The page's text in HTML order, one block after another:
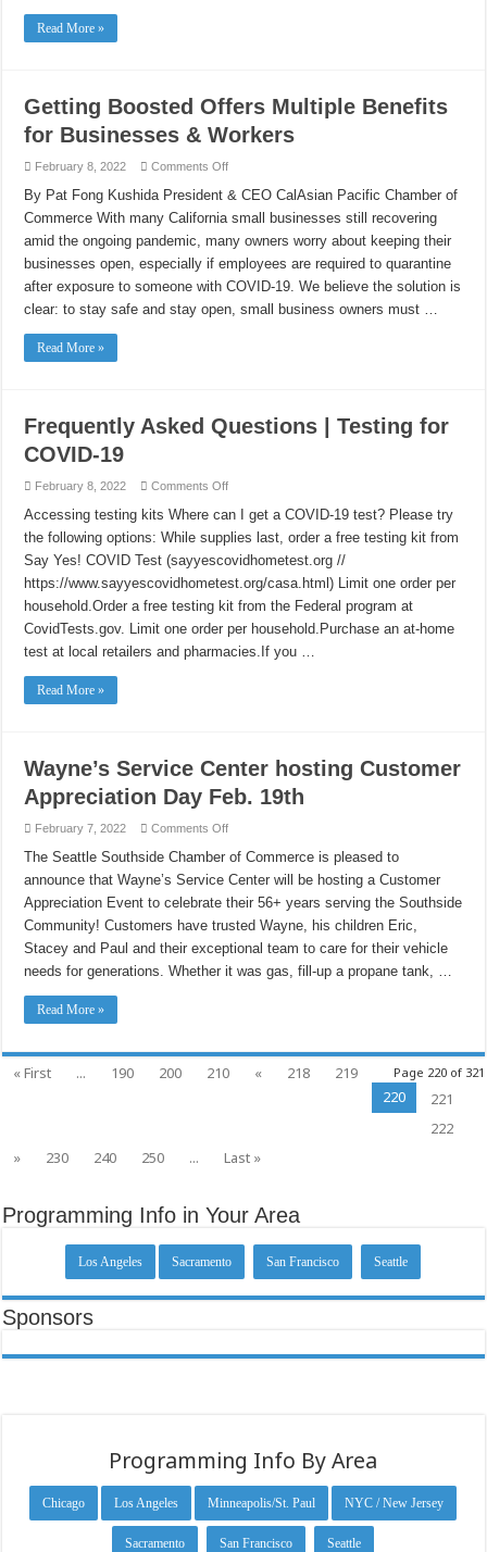
Read More »
Getting Boosted Offers Multiple Benefits
for Businesses & Workers
February 8, 2022 Comments Offon
Boosted
Offers
Multiple
for
Businesses
&
Workers
By Pat Fong Kushida President & CEO CalAsian Pacific Chamber of
Commerce With many California small businesses still recovering
amid the ongoing pandemic, many owners worry about keeping their
businesses open, especially if employees are required to quarantine
after exposure to someone with COVID-19. We believe the solution is
clear: to stay safe and stay open, small business owners must …
Read More »
Frequently Asked Questions | Testing for
COVID-19
February 8, 2022 Comments Offon
Asked
Questions
|
for
COVID-
19
Accessing testing kits Where can I get a COVID-19 test? Please try
the following options: While supplies last, order a free testing kit from
Say Yes! COVID Test (sayyescovidhometest.org //
https://www.sayyescovidhometest.org/casa.html) Limit one order per
household.Order a free testing kit from the Federal program at
CovidTests.gov. Limit one order per household.Purchase an at-home
test at local retailers and pharmacies.If you …
Read More »
Wayne’s Service Center hosting Customer
Appreciation Day Feb. 19th
February 7, 2022 Comments Offon
Service
Center
hosting
Appreciation
Day
Feb.
19th
The Seattle Southside Chamber of Commerce is pleased to
announce that Wayne’s Service Center will be hosting a Customer
Appreciation Event to celebrate their 56+ years serving the Southside
Community! Customers have trusted Wayne, his children Eric,
Stacey and Paul and their exceptional team to care for their vehicle
needs for generations. Whether it was gas, fill-up a propane tank, …
Read More »
Page 220 of 321
« First ... 190 200 210 « 218
219
220
221
222
»
230 240 250 ... Last »
Programming Info in Your Area
Los Angeles Sacramento San Francisco Seattle
Sponsors
Programming Info By Area
Chicago Los Angeles Minneapolis/St. Paul NYC / New Jersey
Sacramento San Francisco Seattle